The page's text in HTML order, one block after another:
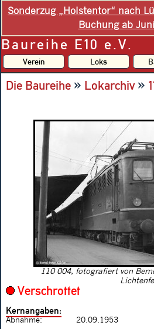
Sonderzug „Holstentor“ nach
Buchung ab
Baureihe E10 e.V.
Verein Loks
Die Baureihe » Lokarchiv»
110 004, fotografiert von
Verschrottet
Kernangaben:
Abnahme: 20.09.1953